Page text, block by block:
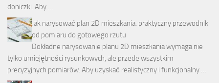
doniczki. Aby …
Jak narysować plan 2D mieszkania: praktyczny przewodnik
od pomiaru do gotowego rzutu
Dokładne narysowanie planu 2D mieszkania wymaga nie
tylko umiejętności rysunkowych, ale przede wszystkim
precyzyjnych pomiarów. Aby uzyskać realistyczny i funkcjonalny …